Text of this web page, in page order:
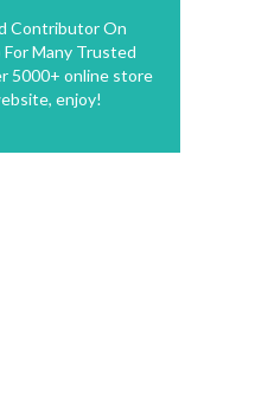
Contributor On
Many Trusted
5000+ online store
enjoy!